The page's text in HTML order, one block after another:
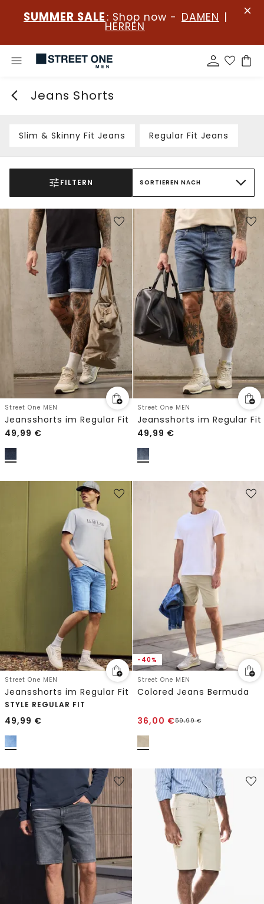
SUMMER SALE : Shop now - DAMEN |
HERREN
Jeans Shorts
Slim & Skinny Fit Jeans Regular Fit Jeans
FILTERN SORTIEREN NACH
Street One MEN
Jeansshorts im Regular Fit
49,99 €
Street One MEN
Jeansshorts im Regular Fit
49,99 €
Street One MEN
Jeansshorts im Regular Fit
STYLE REGULAR FIT
49,99 €
-40%
Street One MEN
Colored Jeans Bermuda
36,00 €59,99€